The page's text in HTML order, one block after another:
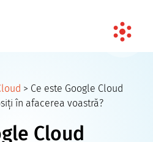
> Ce este Google Cloud
în afacerea voastră?
Cloud